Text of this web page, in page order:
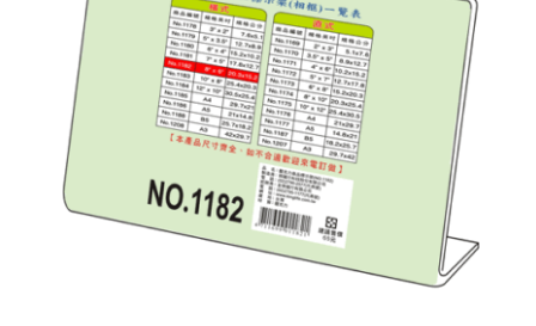
關於我們
防詐騙聲明